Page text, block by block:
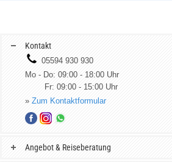
Kontakt
05594 930 930
Mo - Do: 09:00 - 18:00 Uhr
Fr: 09:00 - 15:00 Uhr
» Zum Kontaktformular
Angebot & Reiseberatung